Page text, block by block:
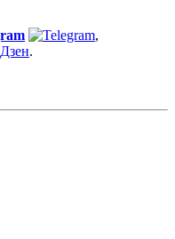
,
.